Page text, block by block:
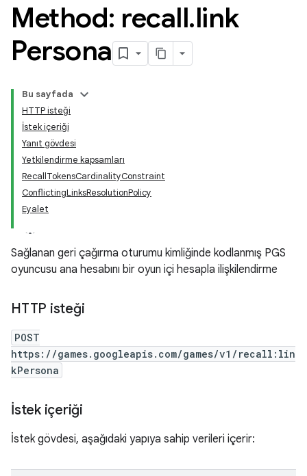
Method: recall.link
Persona
Bu sayfada
HTTP isteği
İstek içeriği
Yanıt gövdesi
Yetkilendirme kapsamları
RecallTokensCardinalityConstraint
ConflictingLinksResolutionPolicy
Eyalet
Sağlanan geri çağırma oturumu kimliğinde kodlanmış PGS
oyuncusu ana hesabını bir oyun içi hesapla ilişkilendirme
HTTP isteği
POST
https://games.googleapis.com/games/v1/recall:lin
kPersona
İstek içeriği
İstek gövdesi, aşağıdaki yapıya sahip verileri içerir: